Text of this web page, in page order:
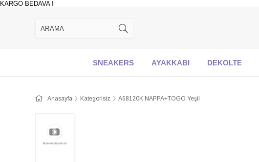
KARGO BEDAVA !
SNEAKERS AYAKKABI DEKOLTE
Anasayfa Kategorisiz A68120K NAPPA+TOGO Yeşil